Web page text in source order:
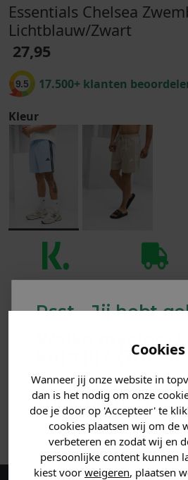
Cookies
Wanneer jij onze website in
dan is het nodig om onze
doe je door op 'Accepteer' te
cookies plaatsen wij om de
verbeteren en zodat wij en
persoonlijke content kunnen
kiest voor weigeren, plaatsen
Essentials Chelsea
Lichtblauw/Zwart
27,95
9.5 17.500+ klanten
Kleur
Betaal achteraf
Voor 23:59
PRODUCTINFORMATIE
MATERIAAL &
ANDERE BESTELDEN OOK
Psst... Jij hebt
Welke mystery
krijg jij? (Tot-
Vertel ons waar
zoek bent. 👇
Heren